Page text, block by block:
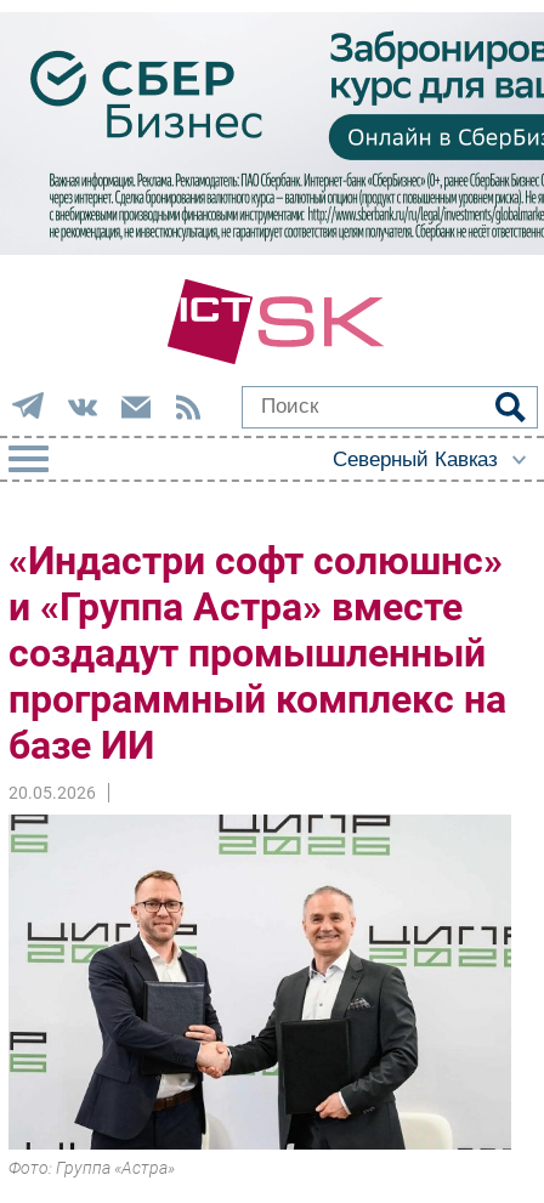
Импорто­замещение
Автоматизация Промышленности
Интернет
Мобильная связь
Фиксированная связь
Интеграция
Рынок ПК
Маркетинг
Оборудование
Outsourcing
Кадры
Регулирование
Финансы
Безопасность
Инновации
«Индастри софт солюшнс»
и «Группа Астра» вместе
создадут промышленный
программный комплекс на
базе ИИ
20.05.2026
Фото: Группа «Астра»